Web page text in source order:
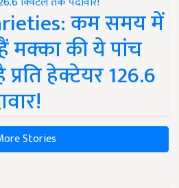
कम समय में
मक्का की ये पांच
हेक्टेयर 126.6
Stories